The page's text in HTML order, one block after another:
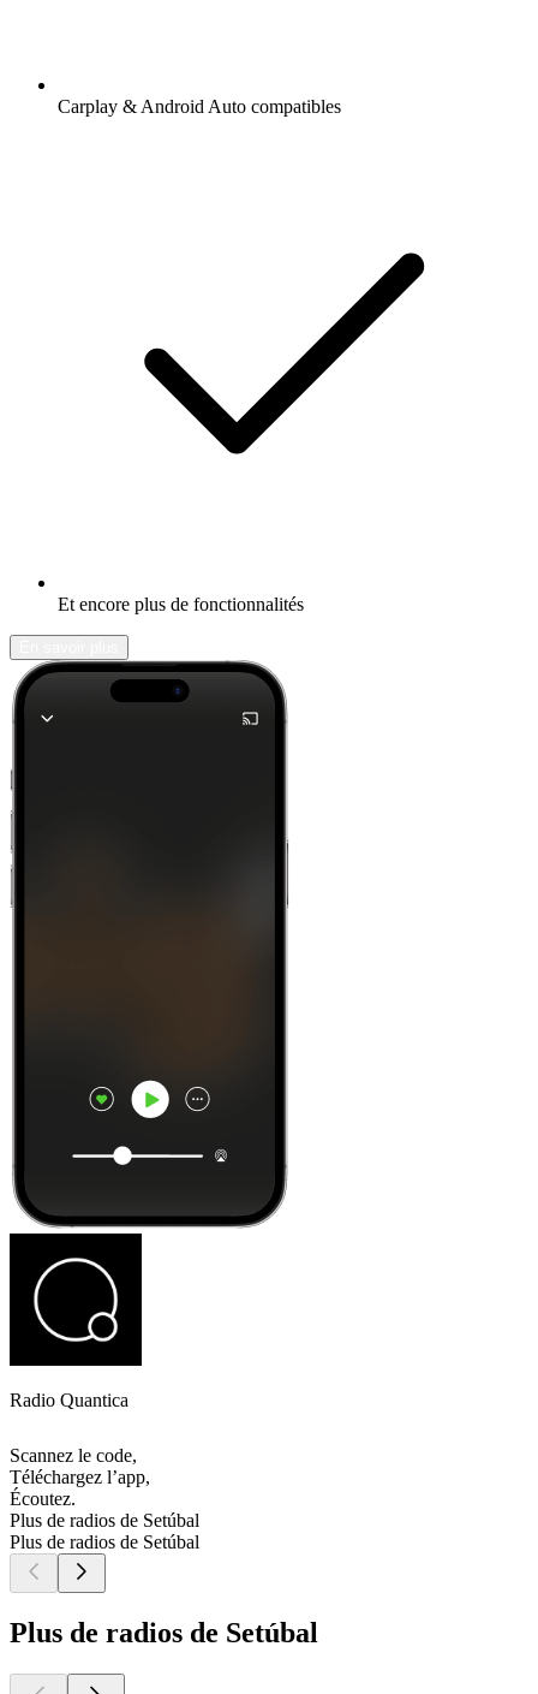
Carplay & Android Auto compatibles
Et encore plus de fonctionnalités
Radio Quantica
Scannez le code,
Téléchargez l’app,
Écoutez.
Plus de radios de Setúbal
Plus de radios de Setúbal
Plus de radios de Setúbal